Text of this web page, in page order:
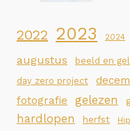
2022 2023 2024
augustus beeld en
day zero project
fotografie gelezen
hardlopen herfst